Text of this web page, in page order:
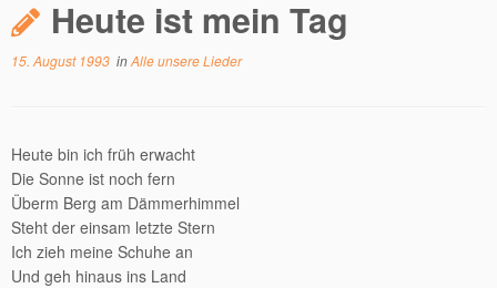
Heute ist mein Tag
15. August 1993 inAlle unsere Lieder
Heute bin ich früh erwacht
Die Sonne ist noch fern
Überm Berg am Dämmerhimmel
Steht der einsam letzte Stern
Ich zieh meine Schuhe an
Und geh hinaus ins Land